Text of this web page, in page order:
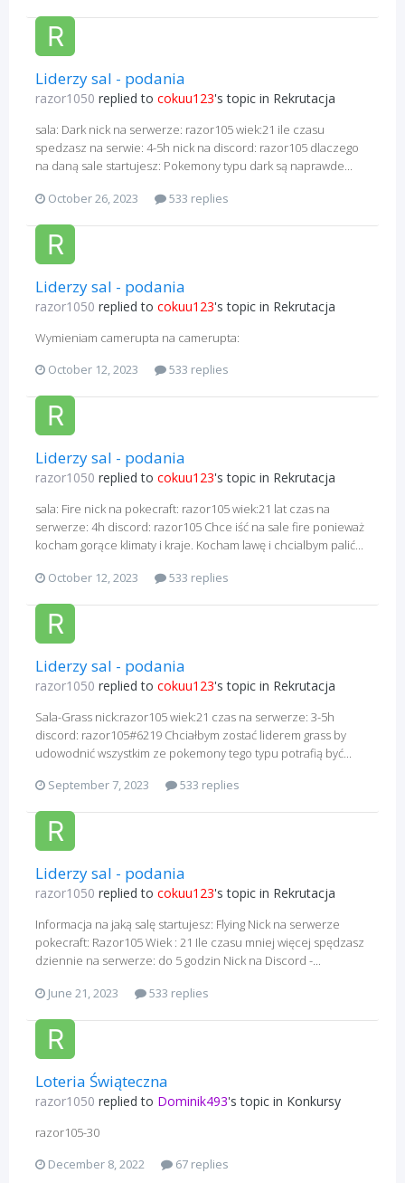
Liderzy sal - podania
razor1050 replied to cokuu123's topic in Rekrutacja
sala: Dark nick na serwerze: razor105 wiek:21 ile czasu
spedzasz na serwie: 4-5h nick na discord: razor105 dlaczego
na daną sale startujesz: Pokemony typu dark są naprawde...
October 26, 2023
533 replies
Liderzy sal - podania
razor1050 replied to cokuu123's topic in Rekrutacja
Wymieniam camerupta na camerupta:
October 12, 2023
533 replies
Liderzy sal - podania
razor1050 replied to cokuu123's topic in Rekrutacja
sala: Fire nick na pokecraft: razor105 wiek:21 lat czas na
serwerze: 4h discord: razor105 Chce iść na sale fire ponieważ
kocham gorące klimaty i kraje. Kocham lawę i chcialbym palić...
October 12, 2023
533 replies
Liderzy sal - podania
razor1050 replied to cokuu123's topic in Rekrutacja
Sala-Grass nick:razor105 wiek:21 czas na serwerze: 3-5h
discord: razor105#6219 Chciałbym zostać liderem grass by
udowodnić wszystkim ze pokemony tego typu potrafią być...
September 7, 2023
533 replies
Liderzy sal - podania
razor1050 replied to cokuu123's topic in Rekrutacja
Informacja na jaką salę startujesz: Flying Nick na serwerze
pokecraft: Razor105 Wiek : 21 Ile czasu mniej więcej spędzasz
dziennie na serwerze: do 5 godzin Nick na Discord -...
June 21, 2023
533 replies
Loteria Świąteczna
razor1050 replied to Dominik493's topic in Konkursy
razor105-30
December 8, 2022
67 replies